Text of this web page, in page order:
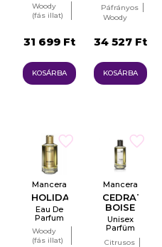
Woody
(fás illat)
31 699 Ft
KOSÁRBA
Páfrányos
Woody
34 527 Ft
KOSÁRBA
Mancera
HOLIDAYS
Eau De
Parfum
Woody
(fás illat)
Mancera
CEDRAT
BOISE
Unisex
Parfüm
Citrusos